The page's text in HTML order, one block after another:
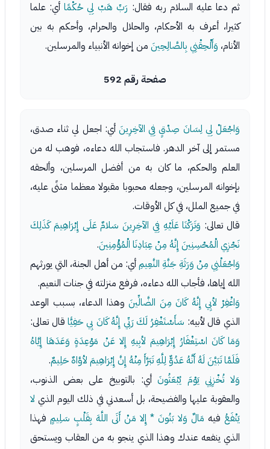
ثم دعا عليه السلام ربه فقال: رَبِّ هَبْ لِي حُكْمًاأي: علما
كثيرا، أعرف به الأحكام، والحلال والحرام، وأحكم به بين
الأنام، وَأَلْحِقْنِي بِالصَّالِحِينَ من إخوانه الأنبياء والمرسلين.
صفحة رقم 592
وَاجْعَلْ لِي لِسَانَ صِدْقٍ فِي الآخِرِينَ أي: اجعل لي ثناء صدق،
مستمر إلى آخر الدهر. فاستجاب الله دعاءه، فوهب له من
العلم والحكم، ما كان به من أفضل المرسلين، وألحقه
بإخوانه المرسلين، وجعله محبوبا مقبولا معظما مثنًى عليه،
في جميع الملل، في كل الأوقات.
قال تعالى: وَتَرَكْنَا عَلَيْهِ فِي الآخِرِينَ سَلامٌ عَلَى إِبْرَاهِيمَ كَذَلِكَ
نَجْزِي الْمُحْسِنِينَ إِنَّهُ مِنْ عِبَادِنَا الْمُؤْمِنِينَ.
وَاجْعَلْنِي مِنْ وَرَثَةِ جَنَّةِ النَّعِيمِأي: من أهل الجنة، التي يورثهم
الله إياها، فأجاب الله دعاءه، فرفع منزلته في جنات النعيم.
وَاغْفِرْ لأبِي إِنَّهُ كَانَ مِنَ الضَّالِّينَوهذا الدعاء، بسبب الوعد
الذي قال لأبيه: سَأَسْتَغْفِرُ لَكَ رَبِّي إِنَّهُ كَانَ بِي حَفِيًّاقال تعالى:
وَمَا كَانَ اسْتِغْفَارُ إِبْرَاهِيمَ لأبِيهِ إِلا عَنْ مَوْعِدَةٍ وَعَدَهَا إِيَّاهُ
فَلَمَّا تَبَيَّنَ لَهُ أَنَّهُ عَدُوٌّ لِلَّهِ تَبَرَّأَ مِنْهُ إِنَّ إِبْرَاهِيمَ لأوَّاهٌ حَلِيمٌ.
وَلا تُخْزِنِي يَوْمَ يُبْعَثُونَأي: بالتوبيخ على بعض الذنوب،
والعقوبة عليها والفضيحة، بل أسعدني في ذلك اليوم الذي لا
يَنْفَعُفيه مَالٌ وَلا بَنُونَ * إِلا مَنْ أَتَى اللَّهَ بِقَلْبٍ سَلِيمٍ فهذا
الذي ينفعه عندك وهذا الذي ينجو به من العقاب ويستحق